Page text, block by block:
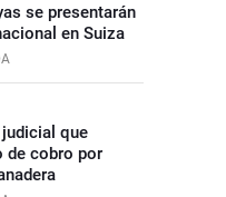
se presentarán
en Suiza
que
de cobro por